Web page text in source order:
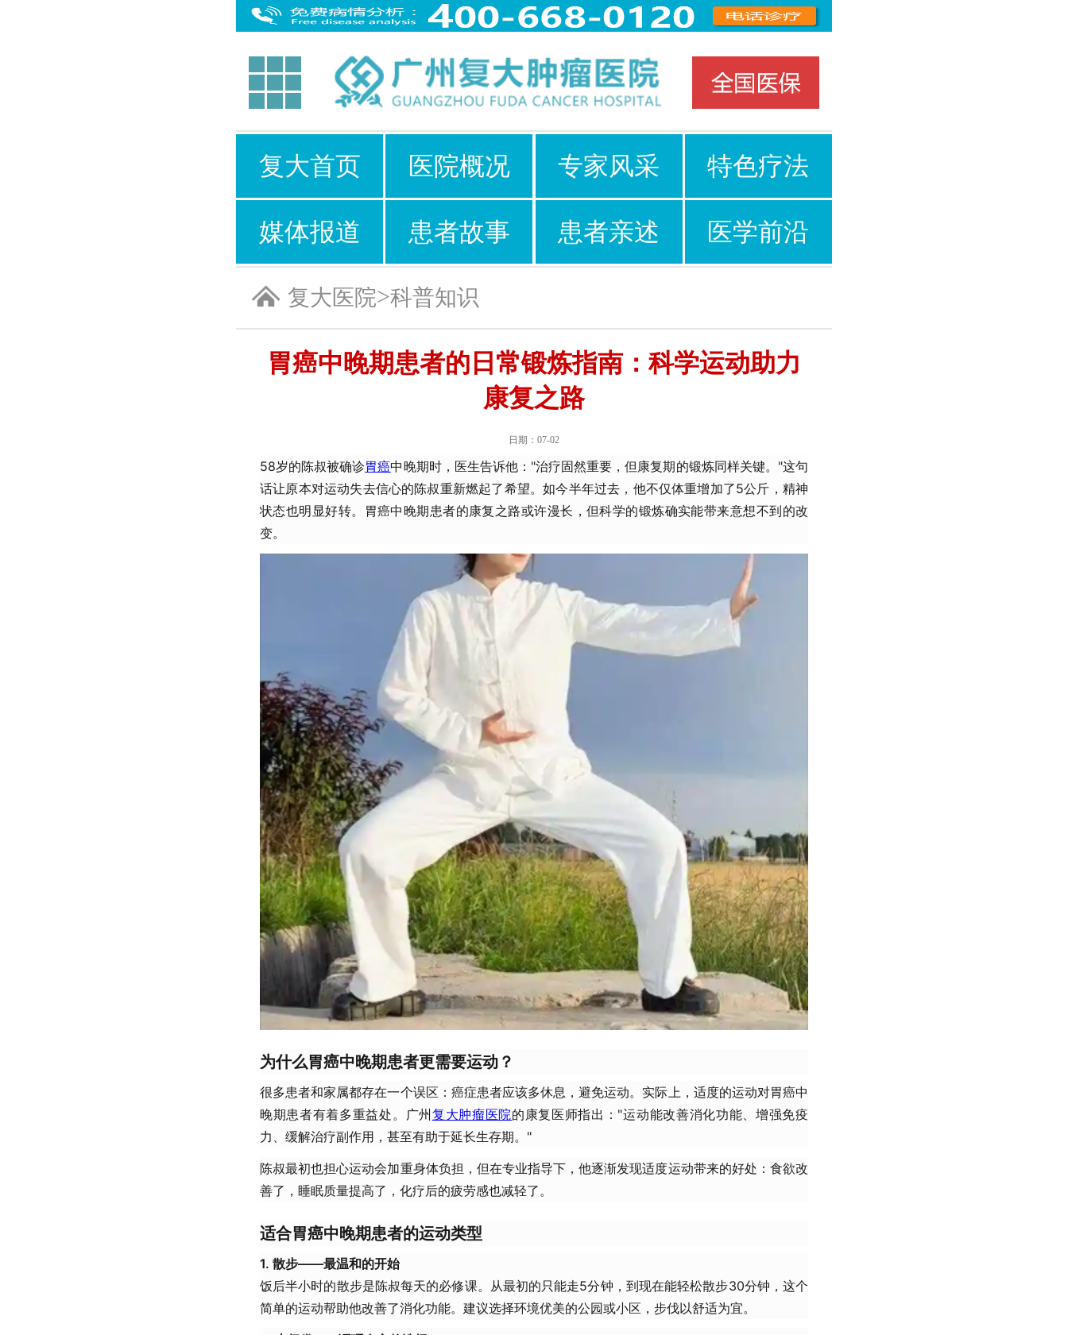
复大首页 医院概况 专家风采 特色疗法
媒体报道 患者故事 患者亲述 医学前沿
复大医院>科普知识
胃癌中晚期患者的日常锻炼指南：科学运动助力
康复之路
日期：07-02
58岁的陈叔被确诊胃癌中晚期时，医生告诉他："治疗固然重要，但康复期的锻炼同样关键。"这句
话让原本对运动失去信心的陈叔重新燃起了希望。如今半年过去，他不仅体重增加了5公斤，精神
状态也明显好转。胃癌中晚期患者的康复之路或许漫长，但科学的锻炼确实能带来意想不到的改
变。
为什么胃癌中晚期患者更需要运动？
很多患者和家属都存在一个误区：癌症患者应该多休息，避免运动。实际上，适度的运动对胃癌中
晚期患者有着多重益处。广州 复大肿瘤医院的康复医师指出："运动能改善消化功能、增强免疫
力、缓解治疗副作用，甚至有助于延长生存期。"
陈叔最初也担心运动会加重身体负担，但在专业指导下，他逐渐发现适度运动带来的好处：食欲改
善了，睡眠质量提高了，化疗后的疲劳感也减轻了。
适合胃癌中晚期患者的运动类型
1. 散步——最温和的开始
饭后半小时的散步是陈叔每天的必修课。从最初的只能走5分钟，到现在能轻松散步30分钟，这个
简单的运动帮助他改善了消化功能。建议选择环境优美的公园或小区，步伐以舒适为宜。